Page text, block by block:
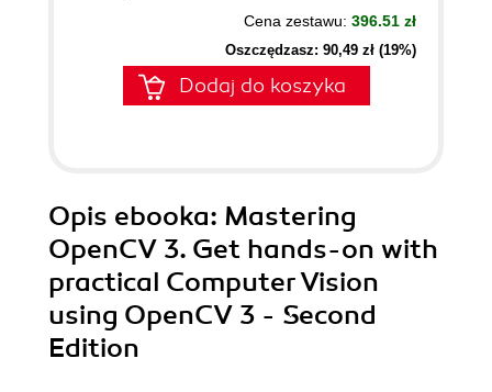
Cena zestawu: 396.51 zł
Oszczędzasz: 90,49 zł (19%)
Dodaj do koszyka
Opis ebooka: Mastering
OpenCV 3. Get hands-on with
practical Computer Vision
using OpenCV 3 - Second
Edition